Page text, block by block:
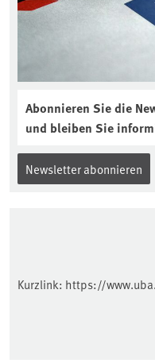
interview-
Abonnieren Sie die
und bleiben Sie
Newsletter abonnieren
Kurzlink: https://